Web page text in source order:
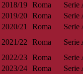
2018/19 Roma Serie
2019/20 Roma Serie
2020/21
Roma Serie
2021/22
Roma Serie
2022/23 Roma Serie
2023/24 Roma Serie